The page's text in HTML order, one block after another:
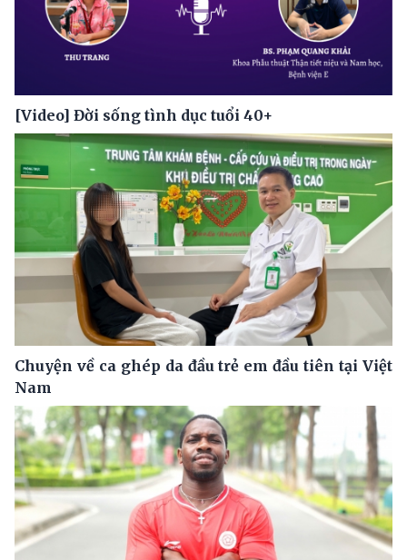
[Video] Đời sống tình dục tuổi 40+
Chuyện về ca ghép da đầu trẻ em đầu tiên tại Việt
Nam